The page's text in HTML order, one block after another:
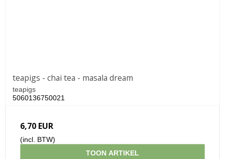
teapigs - chai tea - masala dream
teapigs
5060136750021
6,70 EUR
(incl. BTW)
TOON ARTIKEL